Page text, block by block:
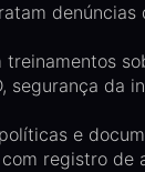
denúncias
treinamentos
segurança da
e
registro de